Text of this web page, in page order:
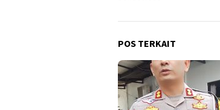
POS TERKAIT